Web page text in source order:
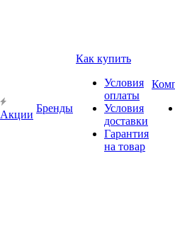
Акции
Бренды
Как купить
Условия
оплаты
Условия
доставки
Гарантия
на товар